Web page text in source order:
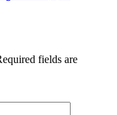
fields are